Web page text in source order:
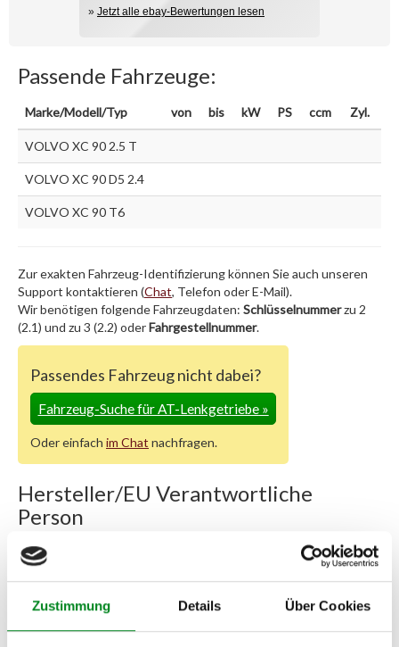
Zustimmung Details Über Cookies
» Jetzt alle ebay-Bewertungen lesen
Passende Fahrzeuge:
Marke/Modell/Typ von bis kW PS ccm Zyl.
VOLVO XC 90 2.5 T
VOLVO XC 90 D5 2.4
VOLVO XC 90 T6
Zur exakten Fahrzeug-Identifizierung können Sie auch unseren
Support kontaktieren (Chat, Telefon oder E-Mail).
Wir benötigen folgende Fahrzeugdaten: Schlüsselnummerzu 2
(2.1) und zu 3 (2.2) oderFahrgestellnummer.
Passendes Fahrzeug nicht dabei?
Fahrzeug-Suche für AT-Lenkgetriebe»
Oder einfach im Chat nachfragen.
Hersteller/EU Verantwortliche
Person
Hersteller
Unternehmensname:
Adresse:
Am Wasserturm 55, Coesfeld, NRW, 48653, DE